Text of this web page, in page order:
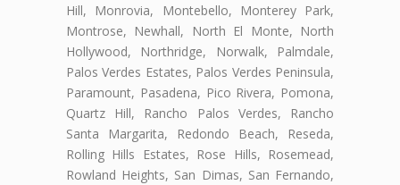
Hill, Monrovia, Montebello, Monterey Park,
Montrose, Newhall, North El Monte, North
Hollywood, Northridge, Norwalk, Palmdale,
Palos Verdes Estates, Palos Verdes Peninsula,
Paramount, Pasadena, Pico Rivera, Pomona,
Quartz Hill, Rancho Palos Verdes, Rancho
Santa Margarita, Redondo Beach, Reseda,
Rolling Hills Estates, Rose Hills, Rosemead,
Rowland Heights, San Dimas, San Fernando,